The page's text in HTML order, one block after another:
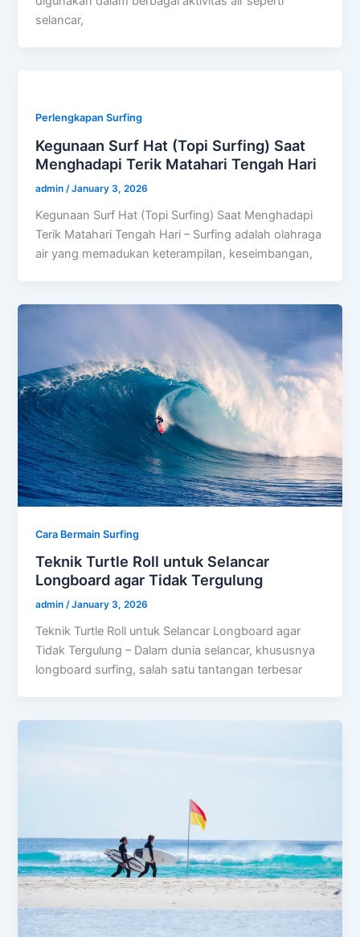
selancar,
Perlengkapan Surfing
Kegunaan Surf Hat (Topi Surfing) Saat
Menghadapi Terik Matahari Tengah Hari
admin/January 3, 2026
Kegunaan Surf Hat (Topi Surfing) Saat Menghadapi
Terik Matahari Tengah Hari – Surfing adalah olahraga
air yang memadukan keterampilan, keseimbangan,
Cara Bermain Surfing
Teknik Turtle Roll untuk Selancar
Longboard agar Tidak Tergulung
admin/January 3, 2026
Teknik Turtle Roll untuk Selancar Longboard agar
Tidak Tergulung – Dalam dunia selancar, khususnya
longboard surfing, salah satu tantangan terbesar